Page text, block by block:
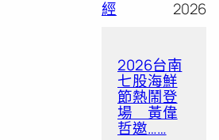
經
2026
2026台南
七股海鮮
節熱鬧登
場 黃偉
哲邀……